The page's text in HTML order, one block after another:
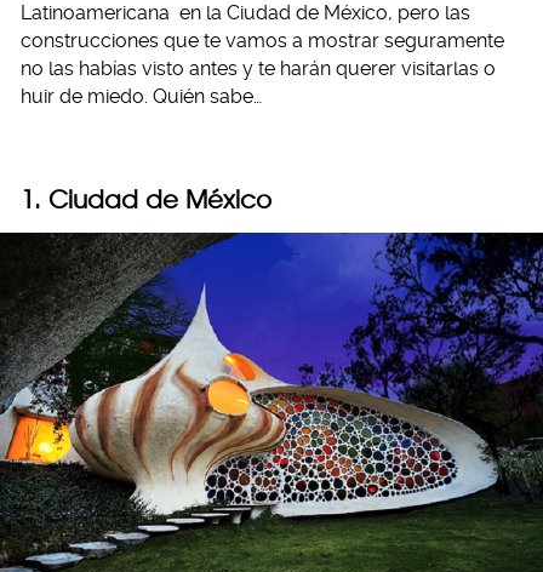
Latinoamericana en la Ciudad de México, pero las
construcciones que te vamos a mostrar seguramente
no las habías visto antes y te harán querer visitarlas o
huir de miedo. Quién sabe…
1. Ciudad de México